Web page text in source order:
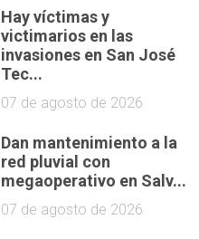
Hay víctimas y
victimarios en las
invasiones en San José
Tec...
07 de agosto de 2026
Dan mantenimiento a la
red pluvial con
megaoperativo en Salv...
07 de agosto de 2026